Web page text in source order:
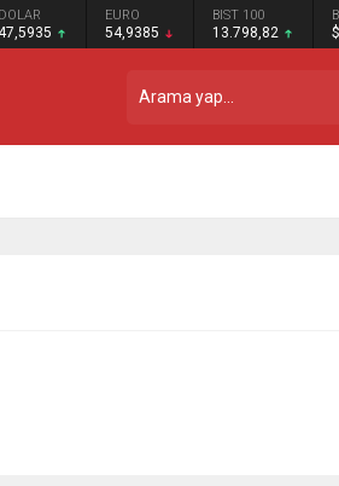
DOLAR
47,5935
EURO
54,9385
BIST 100
13.798,82